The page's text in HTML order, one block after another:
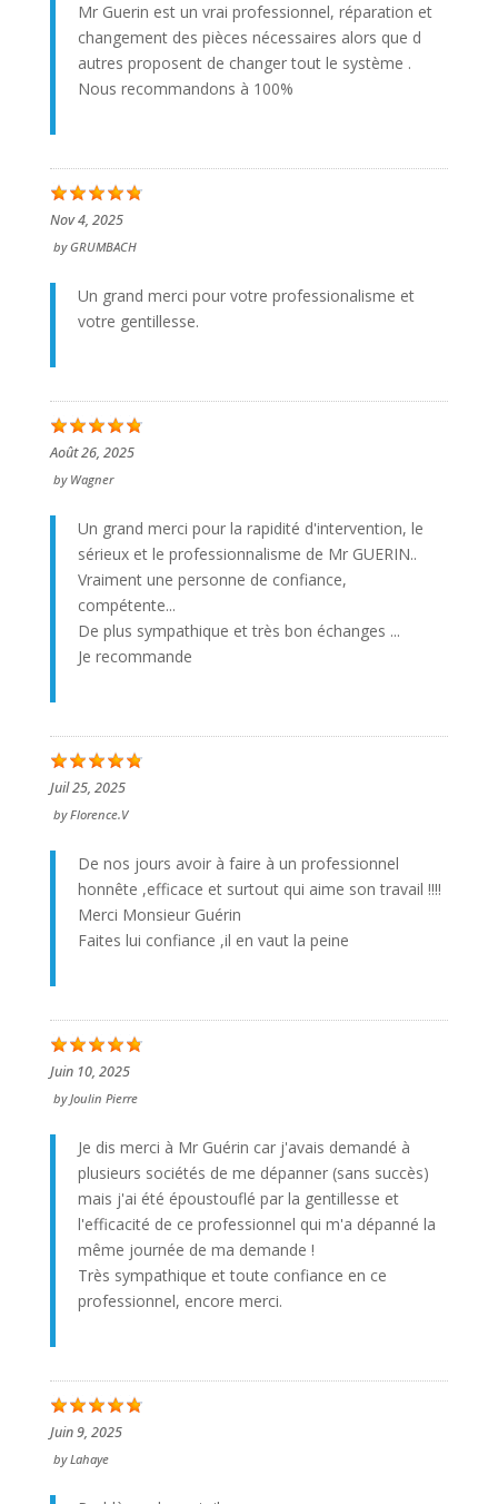
Mr Guerin est un vrai professionnel, réparation et
changement des pièces nécessaires alors que d
autres proposent de changer tout le système .
Nous recommandons à 100%
Nov 4, 2025
byGRUMBACH
Un grand merci pour votre professionalisme et
votre gentillesse.
Août 26, 2025
by Wagner
Un grand merci pour la rapidité d'intervention, le
sérieux et le professionnalisme de Mr GUERIN..
Vraiment une personne de confiance,
compétente...
De plus sympathique et très bon échanges ...
Je recommande
Juil 25, 2025
byFlorence.V
De nos jours avoir à faire à un professionnel
honnête ,efficace et surtout qui aime son travail !!!!
Merci Monsieur Guérin
Faites lui confiance ,il en vaut la peine
Juin 10, 2025
byJoulin Pierre
Je dis merci à Mr Guérin car j'avais demandé à
plusieurs sociétés de me dépanner (sans succès)
mais j'ai été époustouflé par la gentillesse et
l'efficacité de ce professionnel qui m'a dépanné la
même journée de ma demande !
Très sympathique et toute confiance en ce
professionnel, encore merci.
Juin 9, 2025
byLahaye